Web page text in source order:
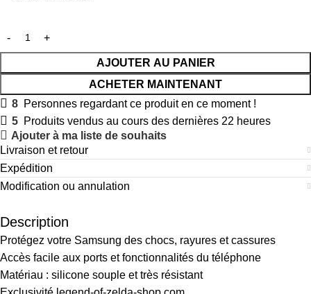
AJOUTER AU PANIER
ACHETER MAINTENANT
8 Personnes regardant ce produit en ce moment !
5 Produits vendus au cours des dernières 22 heures
Ajouter à ma liste de souhaits
Livraison et retour
Expédition
Modification ou annulation
Description
Protégez votre Samsung des chocs, rayures et cassures
Accès facile aux ports et fonctionnalités du téléphone
Matériau : silicone souple et très résistant